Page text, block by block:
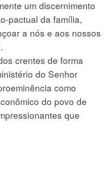
um discernimento
pactual da família,
a nós e aos nossos
crentes de forma
do Senhor
como
do povo de
que